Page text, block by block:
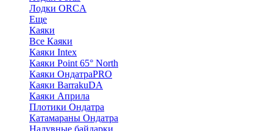
Лодки ORCA
Еще
Каяки
Все Каяки
Каяки Intex
Каяки Point 65° North
Каяки ОндатраPRO
Каяки BarrakuDA
Каяки Априла
Плотики Ондатра
Катамараны Ондатра
Надувные байдарки